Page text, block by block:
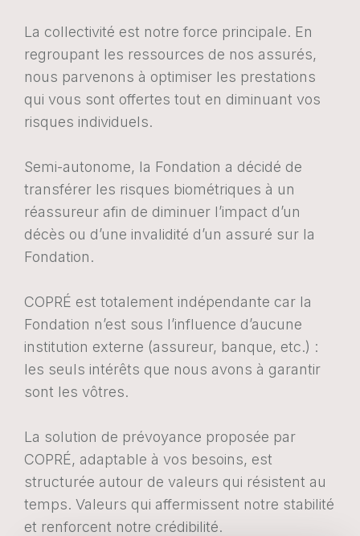
La collectivité est notre force principale. En
regroupant les ressources de nos assurés,
nous parvenons à optimiser les prestations
qui vous sont offertes tout en diminuant vos
risques individuels.
Semi-autonome, la Fondation a décidé de
transférer les risques biométriques à un
réassureur afin de diminuer l’impact d’un
décès ou d’une invalidité d’un assuré sur la
Fondation.
COPRÉ est totalement indépendante car la
Fondation n’est sous l’influence d’aucune
institution externe (assureur, banque, etc.) :
les seuls intérêts que nous avons à garantir
sont les vôtres.
La solution de prévoyance proposée par
COPRÉ, adaptable à vos besoins, est
structurée autour de valeurs qui résistent au
temps. Valeurs qui affermissent notre stabilité
et renforcent notre crédibilité.